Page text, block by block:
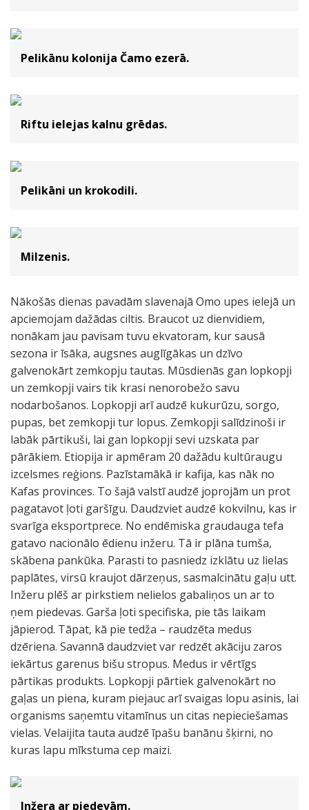
Pelikānu kolonija Čamo ezerā.
Riftu ielejas kalnu grēdas.
Pelikāni un krokodili.
Milzenis.
Nākošās dienas pavadām slavenajā Omo upes ielejā un
apciemojam dažādas ciltis. Braucot uz dienvidiem,
nonākam jau pavisam tuvu ekvatoram, kur sausā
sezona ir īsāka, augsnes auglīgākas un dzīvo
galvenokārt zemkopju tautas. Mūsdienās gan lopkopji
un zemkopji vairs tik krasi nenorobežo savu
nodarbošanos. Lopkopji arī audzē kukurūzu, sorgo,
pupas, bet zemkopji tur lopus. Zemkopji salīdzinoši ir
labāk pārtikuši, lai gan lopkopji sevi uzskata par
pārākiem. Etiopija ir apmēram 20 dažādu kultūraugu
izcelsmes reģions. Pazīstamākā ir kafija, kas nāk no
Kafas provinces. To šajā valstī audzē joprojām un prot
pagatavot ļoti garšīgu. Daudzviet audzē kokvilnu, kas ir
svarīga eksportprece. No endēmiska graudauga tefa
gatavo nacionālo ēdienu inžeru. Tā ir plāna tumša,
skābena pankūka. Parasti to pasniedz izklātu uz lielas
paplātes, virsū kraujot dārzeņus, sasmalcinātu gaļu utt.
Inžeru plēš ar pirkstiem nelielos gabaliņos un ar to
ņem piedevas. Garša ļoti specifiska, pie tās laikam
jāpierod. Tāpat, kā pie tedža – raudzēta medus
dzēriena. Savannā daudzviet var redzēt akāciju zaros
iekārtus garenus bišu stropus. Medus ir vērtīgs
pārtikas produkts. Lopkopji pārtiek galvenokārt no
gaļas un piena, kuram piejauc arī svaigas lopu asinis, lai
organisms saņemtu vitamīnus un citas nepieciešamas
vielas. Velaijita tauta audzē īpašu banānu šķirni, no
kuras lapu mīkstuma cep maizi.
Inžera ar piedevām.